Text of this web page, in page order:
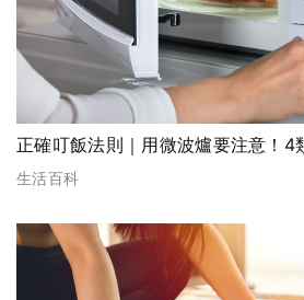
正確叮飯法則｜用微波爐要注意！4
生活百科